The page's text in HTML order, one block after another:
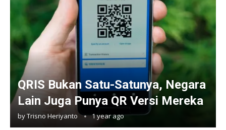
QRIS Bukan Satu-Satunya, Negara
Lain Juga Punya QR Versi Mereka
byTrisno Heriyanto 1 year ago